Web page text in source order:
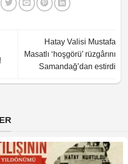
Hatay Valisi Mustafa
Masatlı ‘hoşgörü’ rüzgârını
Samandağ’dan estirdi